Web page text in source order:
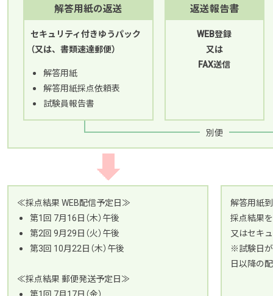
解答用紙の返送
セキュリティ付きゆうパック
（又は、書類速達郵便）
解答用紙
解答用紙採点依頼表
試験員報告書
返送報告書
WEB登録
又は
FAX送信
別便
≪採点結果 WEB配信予定日≫
第1回 7月16日（木）午後
第2回 9月29日（火）午後
第3回 10月22日（木）午後
≪採点結果 郵便発送予定日≫
第1回 7月17日（金）
解答用紙
採点結果
又はセキ
※試験日
日以降の